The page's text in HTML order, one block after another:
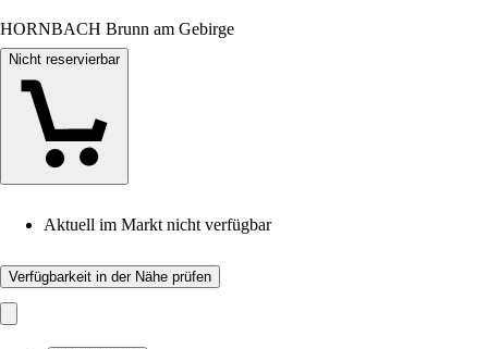
HORNBACH Brunn am Gebirge
Nicht reservierbar
Aktuell im Markt nicht verfügbar
Verfügbarkeit in der Nähe prüfen